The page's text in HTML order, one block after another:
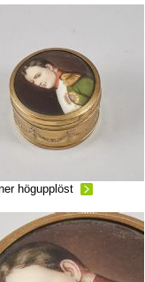
högupplöst